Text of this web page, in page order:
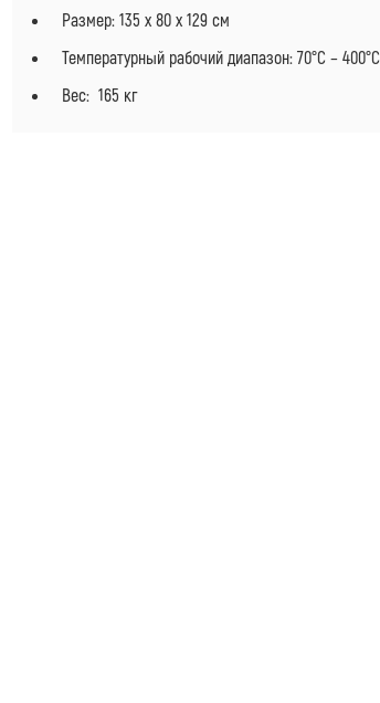
Размер: 135 x 80 x 129 см
Температурный рабочий диапазон: 70°C – 400°C
Вес: 165 кг